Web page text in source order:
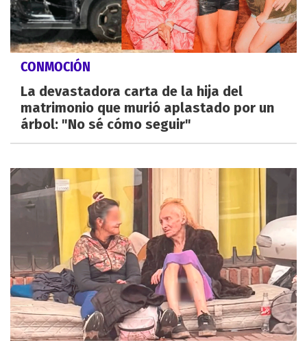
CONMOCIÓN
La devastadora carta de la hija del
matrimonio que murió aplastado por un
árbol: "No sé cómo seguir"